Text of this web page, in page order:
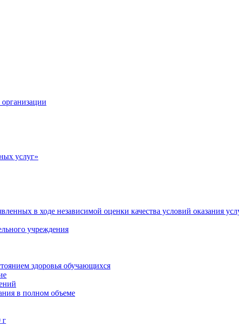
услуг»
в ходе независимой оценки качества условий оказания
учреждения
здоровья обучающихся
в полном объеме
г